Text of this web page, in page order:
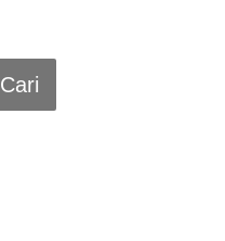
Cari